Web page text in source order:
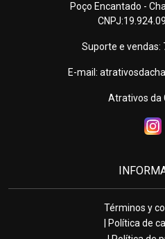
Poço Encantado -
Suporte e vendas:
E-mail:
Atrativos da
Términos y
| Política de